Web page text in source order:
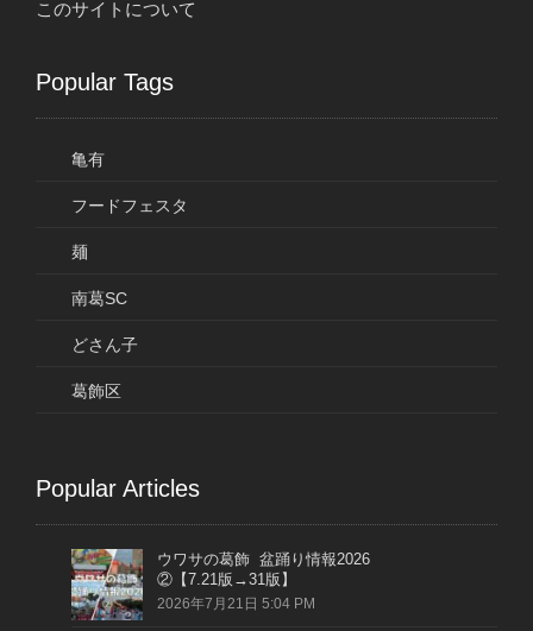
このサイトについて
Popular Tags
亀有
フードフェスタ
麺
南葛SC
どさん子
葛飾区
Popular Articles
ウワサの葛飾 盆踊り情報2026
②【7.21版→31版】
2026年7月21日 5:04 PM